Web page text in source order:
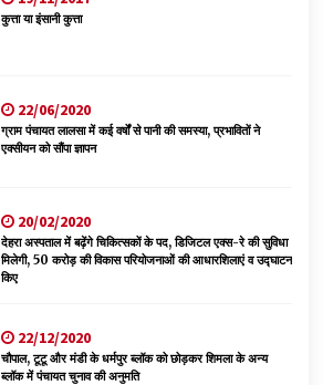
कुत्ता या इंसानी कुत्ता
22/06/2020
ग्राम पंचायत लालसा में कई वर्षों से पानी की समस्या, प्रभावितों ने
एक्सीयन को सौंपा ज्ञापन
20/02/2020
देहरा अस्पताल में बढ़ेंगे चिकित्सकों के पद, डिजिटल एक्स-रे की सुविधा
मिलेगी, 50 करोड़ की विकास परियोजनाओं की आधारशिलाएं व उद्घाटन
किए
22/12/2020
चौपाल, टूटू और मंडी के धर्मपुर ब्लॉक को छोड़कर शिमला के अन्य
ब्लॉक में पंचायत चुनाव की अनुमति